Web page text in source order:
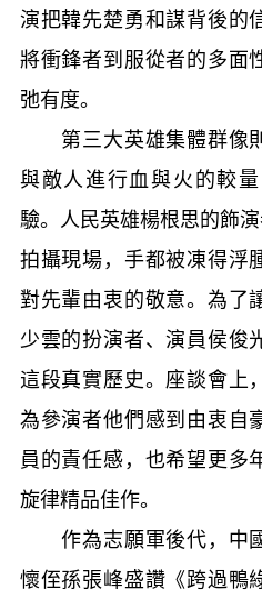
演把韓先楚勇和謀背後的
將衝鋒者到服從者的多面
弛有度。
第三大英雄集體群像
與敵人進行血與火的較
驗。人民英雄楊根思的飾
拍攝現場，手都被凍得浮
對先輩由衷的敬意。為了
少雲的扮演者、演員侯俊
這段真實歷史。座談會上
為參演者他們感到由衷自
員的責任感，也希望更多
旋律精品佳作。
作為志願軍後代，中
懷侄孫張峰盛讚《跨過鴨